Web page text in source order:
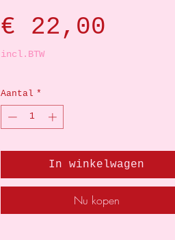
€ 22,00
incl.BTW
Aantal *
In winkelwagen
Nu kopen